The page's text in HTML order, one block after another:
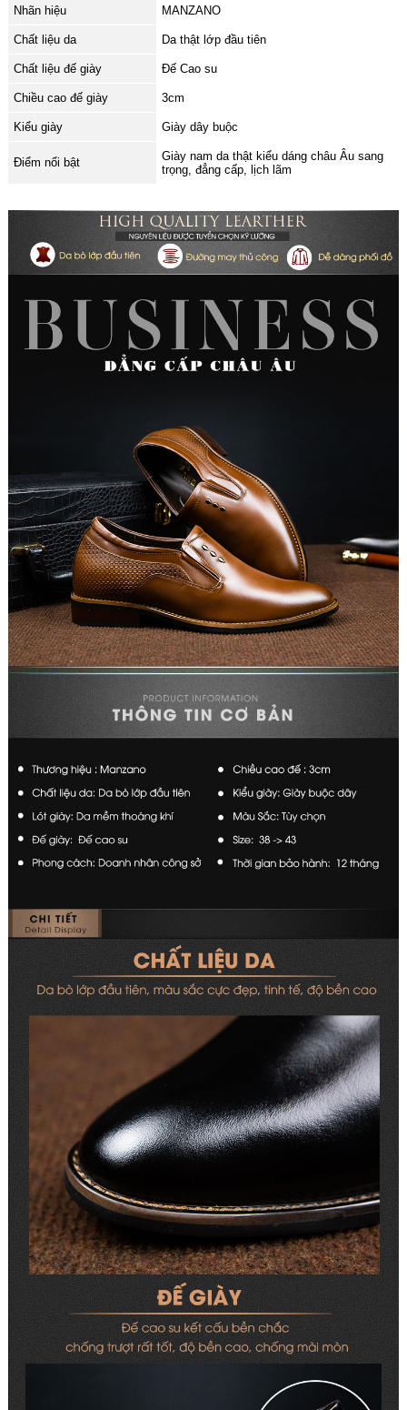
Nhãn hiệu MANZANO
Chất liệu da Da thật lớp đầu tiên
Chất liệu đế giày Đế Cao su
Chiều cao đế giày 3cm
Kiểu giày Giày dây buộc
Điểm nổi bật
Giày nam da thật kiểu dáng châu Âu sang
trọng, đẳng cấp, lịch lãm